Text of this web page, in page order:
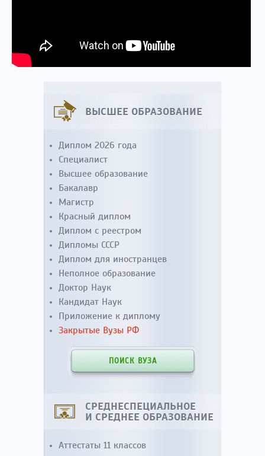
ВЫСШЕЕ ОБРАЗОВАНИЕ
Диплом 2026 года
Специалист
Высшее образование
Бакалавр
Магистр
Красный диплом
Диплом с реестром
Дипломы СССР
Диплом для иностранцев
Неполное образование
Доктор Наук
Кандидат Наук
Приложение к диплому
Закрытые Вузы РФ
ПОИСК ВУЗА
СРЕДНЕСПЕЦИАЛЬНОЕ
И СРЕДНЕЕ ОБРАЗОВАНИЕ
Аттестаты 11 классов